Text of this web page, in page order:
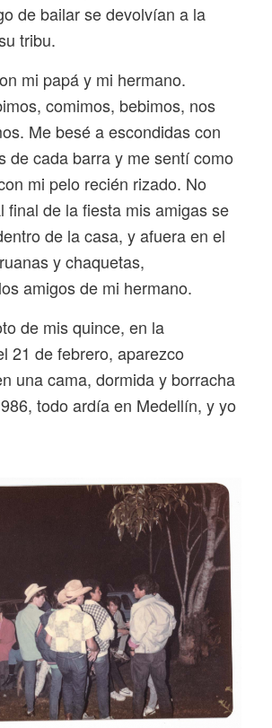
de bailar se devolvían a la
tribu.
mi papá y mi hermano.
comimos, bebimos, nos
Me besé a escondidas con
de cada barra y me sentí como
mi pelo recién rizado. No
final de la fiesta mis amigas se
de la casa, y afuera en el
y chaquetas,
amigos de mi hermano.
de mis quince, en la
21 de febrero, aparezco
una cama, dormida y borracha
todo ardía en Medellín, y yo